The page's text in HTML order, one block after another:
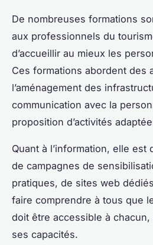
De nombreuses formations
aux professionnels du
d’accueillir au mieux les
Ces formations abordent des
l’aménagement des
communication avec la
proposition d’activités
Quant à l’information, elle est
de campagnes de
pratiques, de sites web
faire comprendre à tous que
doit être accessible à
ses capacités.